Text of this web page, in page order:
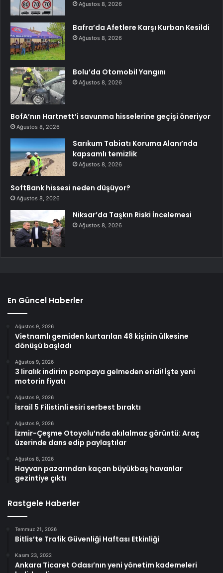
Ağustos 8, 2026
Bafra’da Afetlere Karşı Kurban Kesildi
Ağustos 8, 2026
Bolu’da Otomobil Yangını
Ağustos 8, 2026
BofA’nın Hartnett’i savunma hisselerine geçişi öneriyor
Ağustos 8, 2026
Sarıkum Tabiatı Koruma Alanı’nda
kapsamlı temizlik
Ağustos 8, 2026
SoftBank hissesi neden düşüyor?
Ağustos 8, 2026
Niksar’da Taşkın Riski İncelemesi
Ağustos 8, 2026
En Güncel Haberler
Ağustos 9, 2026
Vietnamlı gemiden kurtarılan 48 kişinin ülkesine
dönüşü başladı
Ağustos 9, 2026
3 liralık indirim pompaya gelmeden eridi! İşte yeni
motorin fiyatı
Ağustos 9, 2026
İsrail 5 Filistinli esiri serbest bıraktı
Ağustos 9, 2026
İzmir-Çeşme Otoyolu’nda akılalmaz görüntü: Araç
üzerinde dans edip paylaştılar
Ağustos 8, 2026
Hayvan pazarından kaçan büyükbaş havanlar
gezintiye çıktı
Rastgele Haberler
Temmuz 21, 2026
Bitlis’te Trafik Güvenliği Haftası Etkinliği
Kasım 23, 2022
Ankara Ticaret Odası’nın yeni yönetim kademeleri